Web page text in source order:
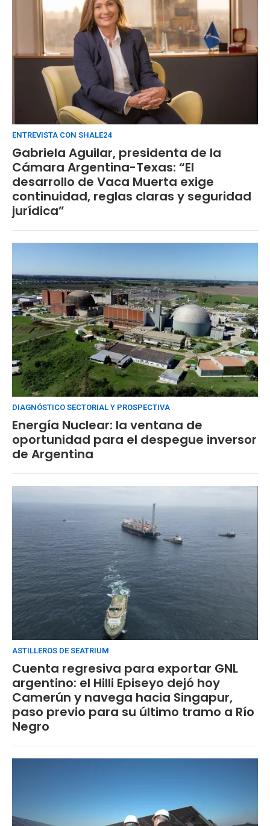
ENTREVISTA CON SHALE24
Gabriela Aguilar, presidenta de la
Cámara Argentina-Texas: “El
desarrollo de Vaca Muerta exige
continuidad, reglas claras y seguridad
jurídica”
DIAGNÓSTICO SECTORIAL Y PROSPECTIVA
Energía Nuclear: la ventana de
oportunidad para el despegue inversor
de Argentina
ASTILLEROS DE SEATRIUM
Cuenta regresiva para exportar GNL
argentino: el Hilli Episeyo dejó hoy
Camerún y navega hacia Singapur,
paso previo para su último tramo a Río
Negro